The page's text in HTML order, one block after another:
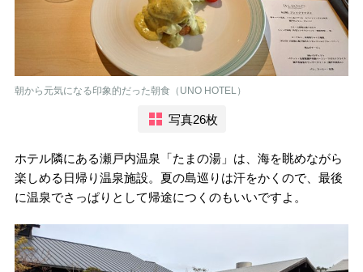
朝から元気になる印象的だった朝食（UNO HOTEL）
写真26枚
ホテル隣にある瀬戸内温泉「たまの湯」は、海を眺めながら
楽しめる日帰り温泉施設。夏の島巡りは汗をかくので、最後
に温泉でさっぱりとして帰途につくのもいいですよ。